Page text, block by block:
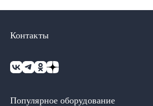
Популярное оборудование
Контакты